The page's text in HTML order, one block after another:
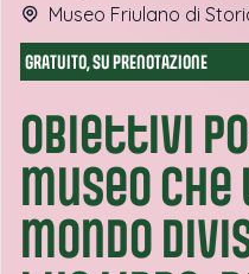
Museo Friulano di
GRATUITO, SU PRENOTAZIONE
Obiettivi
museo
mondo